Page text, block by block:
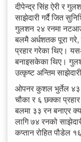
दीपेन्द्र सिंह ऐरी र
साझेदारी गर्दै जित
गुलशन २४ रनमा
बलमै अर्धशतक पूरा
प्रहार गरेका थिए।
बनाइसकेका थिए।
उत्कृष्ट अन्तिम
ओपनर कुशल भुर्तेल
चौका र ६ छक्का
बलमा ३३ रन बनाएर
लागि ७४ रनको
कप्तान रोहित पौडेल